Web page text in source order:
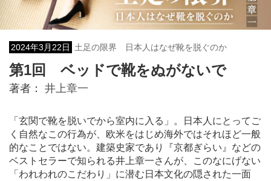
2024年3月22日 土足の限界 日本人はなぜ靴を脱ぐのか
第1回 ベッドで靴をぬがないで
著者： 井上章一
「玄関で靴を脱いでから室内に入る」。日本人にとってご
く自然なこの行為が、欧米をはじめ海外ではそれほど一般
的なことではない。建築史家であり『京都ぎらい』などの
ベストセラーで知られる井上章一さんが、このなにげない
「われわれのこだわり」に潜む日本文化の隠された一面